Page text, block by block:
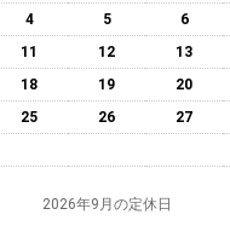
4 5 6
11 12 13
18 19 20
25 26 27
2026年9月の定休日